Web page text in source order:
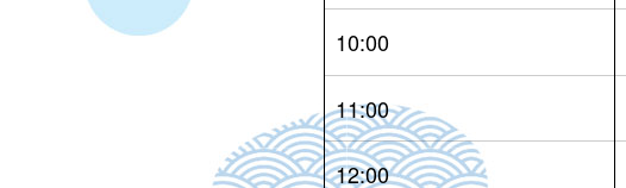
10:00
11:00
12:00